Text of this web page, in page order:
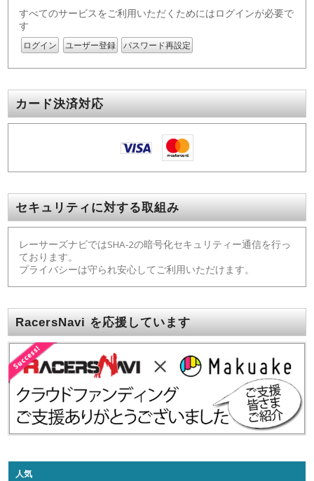
すべてのサービスをご利用いただくためにはログインが必要で
す
ログイン ユーザー登録 パスワード再設定
カード決済対応
セキュリティに対する取組み
レーサーズナビではSHA-2の暗号化セキュリティー通信を行っ
ております。
プライバシーは守られ安心してご利用いただけます。
RacersNavi を応援しています
人気